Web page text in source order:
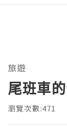
旅遊
尾班車
瀏覽次數:471